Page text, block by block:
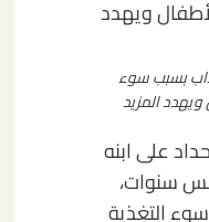
بسبب سوء
المزيد
على ابنه
سنوات،
التغذية